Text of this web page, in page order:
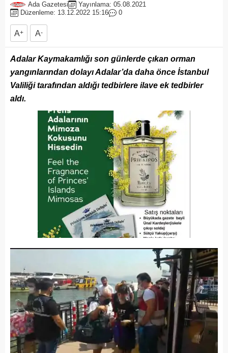
Ada Gazetesi
Yayınlama: 05.08.2021
Düzenleme: 13.12.2022 15:16
0
A+ A-
Adalar Kaymakamlığı son günlerde çıkan orman
yangınlarından dolayı Adalar’da daha önce İstanbul
Valiliği tarafından aldığı tedbirlere ilave ek tedbirler
aldı.